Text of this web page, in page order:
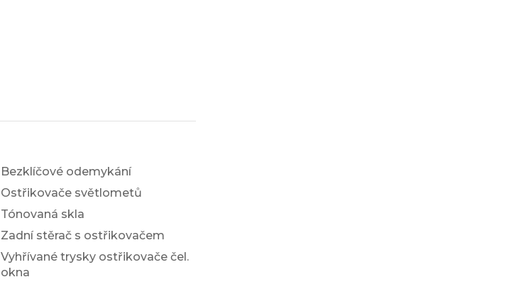
Bezklíčové odemykání
Ostřikovače světlometů
Tónovaná skla
Zadní stěrač s ostřikovačem
Vyhřívané trysky ostřikovače čel.
okna